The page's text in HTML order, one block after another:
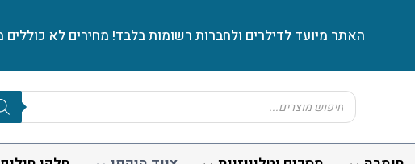
האתר מיועד לדילרים ולחברות רשומות בלבד! מחירים לא כוללים
Products
search